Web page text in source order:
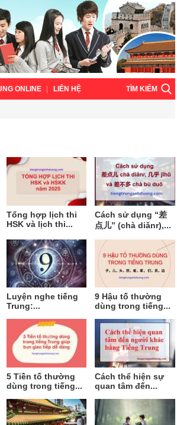
ONLINE LIÊN HỆ TÌM KIẾM
Tổng hợp lịch thi
HSK và lịch thi...
Cách sử dụng “差
点儿” (chà diǎnr),...
Luyện nghe tiếng
Trung:...
9 Hậu tố thường
dùng trong tiếng...
5 Tiền tố thường
dùng trong tiếng...
Cách thể hiện sự
quan tâm đến...